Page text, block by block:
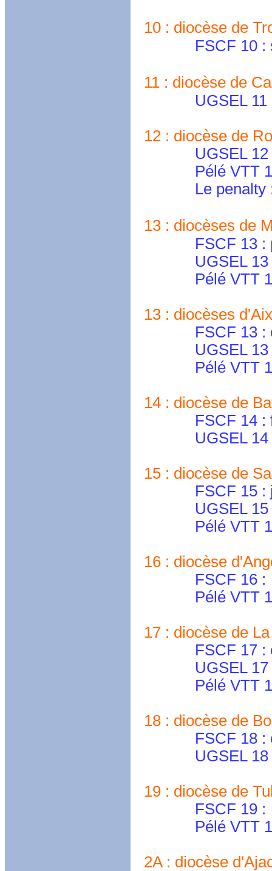
10 : diocèse de
FSCF 10 :
11 : diocèse de
UGSEL 11 :
12 : diocèse de
UGSEL 12 :
Pélé VTT
Le penalty
13 : diocèses de
FSCF 13 :
UGSEL 13
Pélé VTT
13 : diocèses
FSCF 13 :
UGSEL 13
Pélé VTT
14 : diocèse de
FSCF 14 :
UGSEL 14
15 : diocèse de
FSCF 15 :
UGSEL 15 :
Pélé VTT 15 :
16 : diocèse
FSCF 16 :
Pélé VTT
17 : diocèse de
FSCF 17 :
UGSEL 17 :
Pélé VTT
18 : diocèse de
FSCF 18 :
UGSEL 18 :
19 : diocèse de
FSCF 19 :
Pélé VTT
2A : diocèse